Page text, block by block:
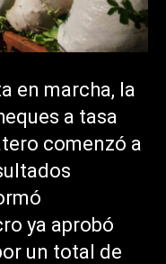
en marcha, la
a tasa
comenzó a
ya aprobó
un total de